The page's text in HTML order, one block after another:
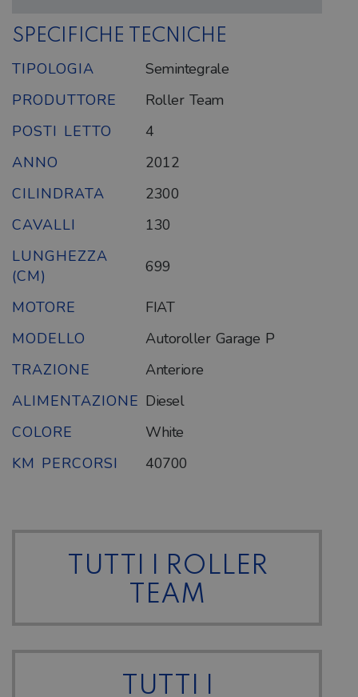
SPECIFICHE TECNICHE
TIPOLOGIA
Semintegrale
PRODUTTORE
Roller Team
POSTI LETTO
4
ANNO
2012
CILINDRATA
2300
CAVALLI
130
LUNGHEZZA
(CM)
699
MOTORE
FIAT
MODELLO
Autoroller Garage P
TRAZIONE
Anteriore
ALIMENTAZIONE Diesel
COLORE
White
KM PERCORSI
40700
TUTTI I ROLLER
TEAM
TUTTI I